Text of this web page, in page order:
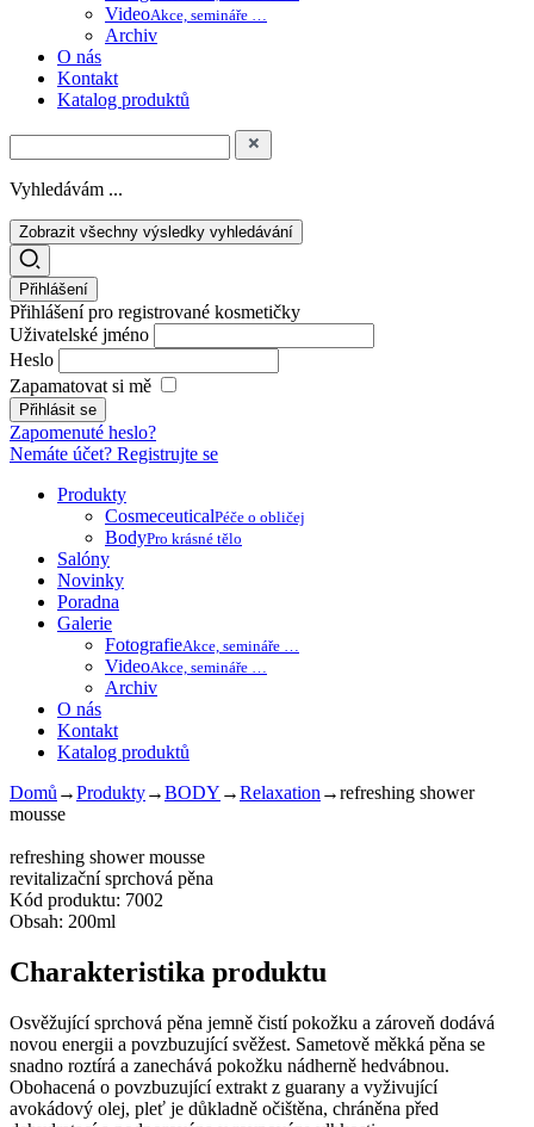
VideoAkce, semináře …
Archiv
O nás
Kontakt
Katalog produktů
Vyhledávám ...
Zobrazit všechny výsledky vyhledávání
Přihlášení
Přihlášení pro registrované kosmetičky
Uživatelské jméno
Heslo
Zapamatovat si mě
Zapomenuté heslo?
Nemáte účet? Registrujte se
Produkty
CosmeceuticalPéče o obličej
BodyPro krásné tělo
Salóny
Novinky
Poradna
Galerie
FotografieAkce, semináře …
VideoAkce, semináře …
Archiv
O nás
Kontakt
Katalog produktů
Domů →Produkty→BODY →Relaxation →refreshing shower
mousse
refreshing shower mousse
revitalizační sprchová pěna
Kód produktu: 7002
Obsah: 200ml
Charakteristika produktu
Osvěžující sprchová pěna jemně čistí pokožku a zároveň dodává
novou energii a povzbuzující svěžest. Sametově měkká pěna se
snadno roztírá a zanechává pokožku nádherně hedvábnou.
Obohacená o povzbuzující extrakt z guarany a vyživující
avokádový olej, pleť je důkladně očištěna, chráněna před